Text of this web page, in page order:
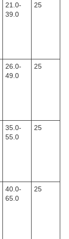
21.0-
39.0
25
26.0-
49.0
25
35.0-
55.0
25
40.0-
65.0
25